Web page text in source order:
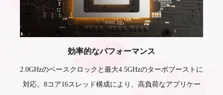
効率的なパフォーマンス
2.0GHzのベースクロックと最大4.5GHzのターボブーストに
対応。8コア16スレッド構成により、高負荷なアプリケー